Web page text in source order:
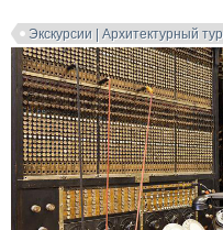
Экскурсии | Архитектурный